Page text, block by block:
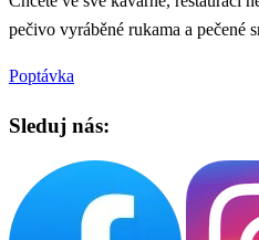
pečivo vyráběné rukama a pečené
Poptávka
Sleduj nás: